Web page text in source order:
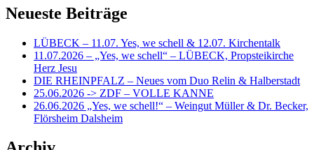
Neueste Beiträge
LÜBECK – 11.07. Yes, we schell & 12.07. Kirchentalk
11.07.2026 – „Yes, we schell“ – LÜBECK, Propsteikirche
Herz Jesu
DIE RHEINPFALZ – Neues vom Duo Relin & Halberstadt
25.06.2026 -> ZDF – VOLLE KANNE
26.06.2026 „Yes, we schell!“ – Weingut Müller & Dr. Becker,
Flörsheim Dalsheim